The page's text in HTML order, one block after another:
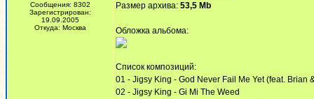
Сообщения: 8302
Зарегистрирован:
19.09.2005
Откуда: Москва
Размер архива: 53,5 Mb
Обложка альбома:
Список композиций:
01 - Jigsy King - God Never Fail Me Yet (feat. Brian
02 - Jigsy King - Gi Mi The Weed